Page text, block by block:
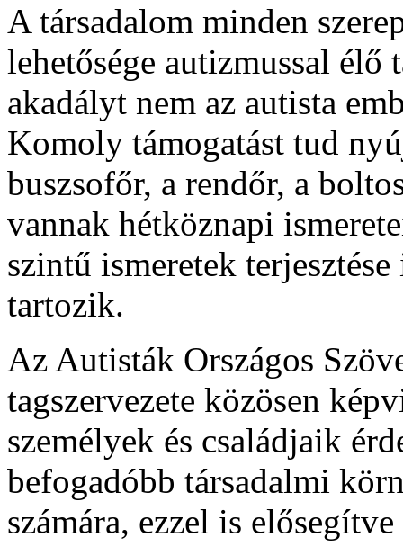
A társadalom minden
lehetősége autizmussal élő
akadályt nem az autista
Komoly támogatást tud
buszsofőr, a rendőr, a
vannak hétköznapi
szintű ismeretek
tartozik.
Az Autisták Országos
tagszervezete közösen
személyek és családjaik
befogadóbb társadalmi
számára, ezzel is